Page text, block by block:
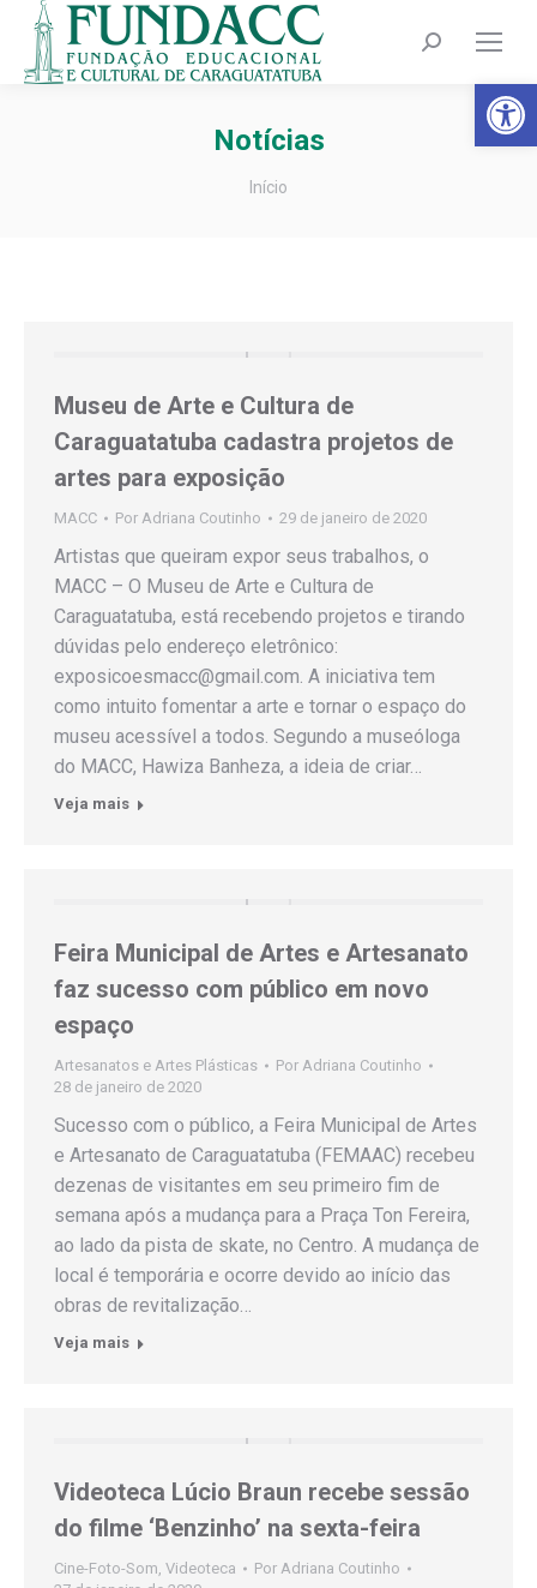
Barra de
Search:
Notícias
Você está aqui:
Início
Museu de Arte e Cultura de
Caraguatatuba cadastra projetos de
artes para exposição
MACC Por Adriana Coutinho 29 de janeiro de 2020
Artistas que queiram expor seus trabalhos, o
MACC – O Museu de Arte e Cultura de
Caraguatatuba, está recebendo projetos e tirando
dúvidas pelo endereço eletrônico:
exposicoesmacc@gmail.com. A iniciativa tem
como intuito fomentar a arte e tornar o espaço do
museu acessível a todos. Segundo a museóloga
do MACC, Hawiza Banheza, a ideia de criar…
Veja mais
Feira Municipal de Artes e Artesanato
faz sucesso com público em novo
espaço
Artesanatos e Artes Plásticas Por Adriana Coutinho
28 de janeiro de 2020
Sucesso com o público, a Feira Municipal de Artes
e Artesanato de Caraguatatuba (FEMAAC) recebeu
dezenas de visitantes em seu primeiro fim de
semana após a mudança para a Praça Ton Fereira,
ao lado da pista de skate, no Centro. A mudança de
local é temporária e ocorre devido ao início das
obras de revitalização…
Veja mais
Videoteca Lúcio Braun recebe sessão
do filme ‘Benzinho’ na sexta-feira
Cine-Foto-Som, Videoteca Por Adriana Coutinho